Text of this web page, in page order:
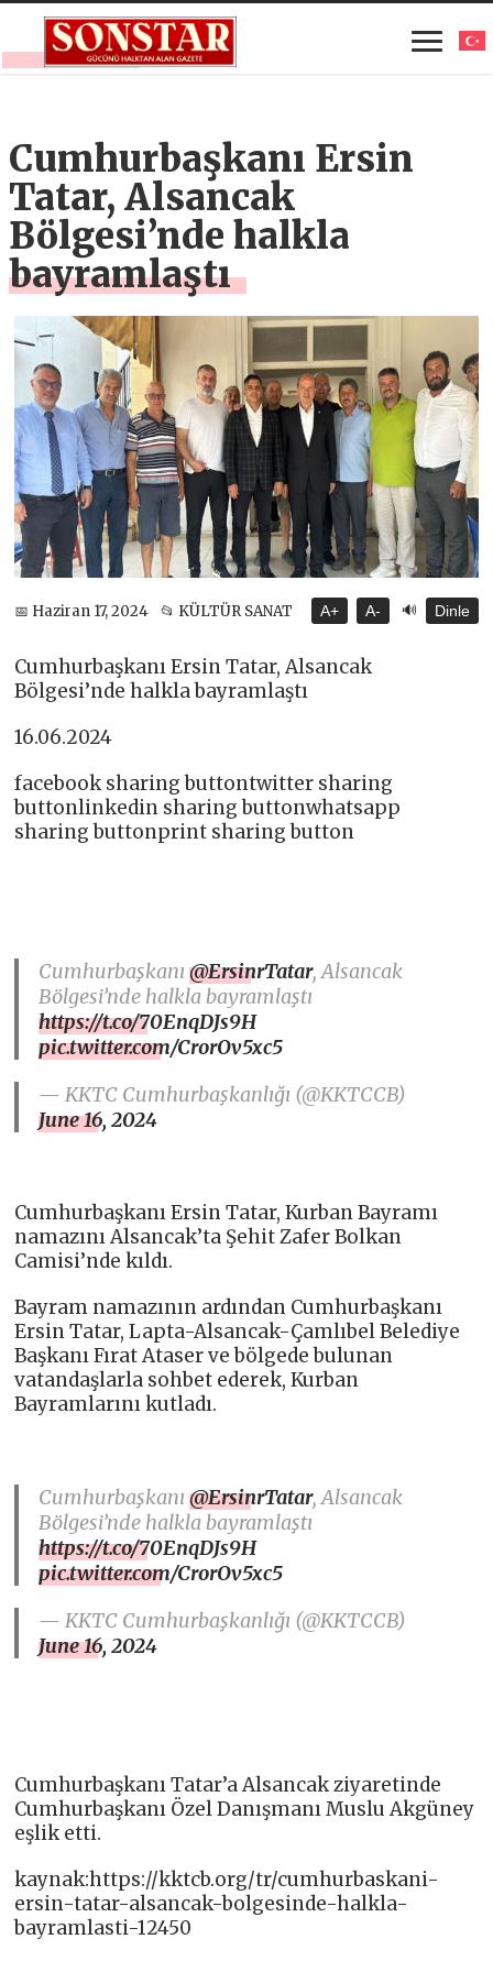
Cumhurbaşkanı Ersin
Tatar, Alsancak
Bölgesi’nde halkla
bayramlaştı
📅 Haziran 17, 2024 📂 KÜLTÜR SANAT A+ A- 🔊 Dinle
Cumhurbaşkanı Ersin Tatar, Alsancak
Bölgesi’nde halkla bayramlaştı
16.06.2024
facebook sharing buttontwitter sharing
buttonlinkedin sharing buttonwhatsapp
sharing buttonprint sharing button
Cumhurbaşkanı@ErsinrTatar, Alsancak
Bölgesi’nde halkla bayramlaştı
https://t.co/70EnqDJs9H
pic.twitter.com/CrorOv5xc5
— KKTC Cumhurbaşkanlığı (@KKTCCB)
June 16, 2024
Cumhurbaşkanı Ersin Tatar, Kurban Bayramı
namazını Alsancak’ta Şehit Zafer Bolkan
Camisi’nde kıldı.
Bayram namazının ardından Cumhurbaşkanı
Ersin Tatar, Lapta-Alsancak-Çamlıbel Belediye
Başkanı Fırat Ataser ve bölgede bulunan
vatandaşlarla sohbet ederek, Kurban
Bayramlarını kutladı.
Cumhurbaşkanı@ErsinrTatar, Alsancak
Bölgesi’nde halkla bayramlaştı
https://t.co/70EnqDJs9H
pic.twitter.com/CrorOv5xc5
— KKTC Cumhurbaşkanlığı (@KKTCCB)
June 16, 2024
Cumhurbaşkanı Tatar’a Alsancak ziyaretinde
Cumhurbaşkanı Özel Danışmanı Muslu Akgüney
eşlik etti.
kaynak:https://kktcb.org/tr/cumhurbaskani-
ersin-tatar-alsancak-bolgesinde-halkla-
bayramlasti-12450